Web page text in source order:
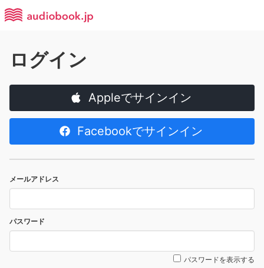
ログイン
Appleでサインイン
Facebookでサインイン
メールアドレス
パスワード
パスワードを表示する